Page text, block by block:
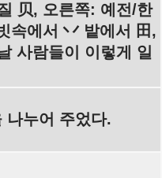
贝, 오른쪽: 예전/한
속에서 丷 밭에서 田,
사람들이 이렇게 일
나누어 주었다.